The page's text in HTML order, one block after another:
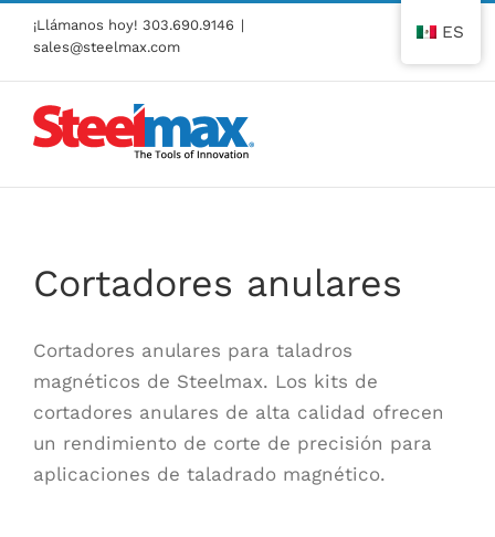
contenido
¡Llámanos hoy! 303.690.9146 |
sales@steelmax.com
Cortadores anulares
Cortadores anulares para taladros
magnéticos de Steelmax. Los kits de
cortadores anulares de alta calidad ofrecen
un rendimiento de corte de precisión para
aplicaciones de taladrado magnético.
ES